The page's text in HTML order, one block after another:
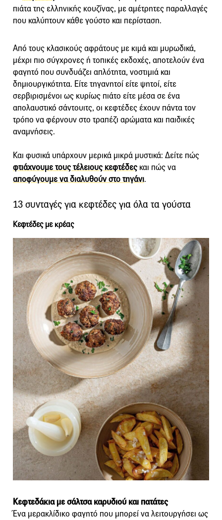
πιάτα της ελληνικής κουζίνας, με αμέτρητες παραλλαγές
που καλύπτουν κάθε γούστο και περίσταση.
Από τους κλασικούς αφράτους με κιμά και μυρωδικά,
μέχρι πιο σύγχρονες ή τοπικές εκδοχές, αποτελούν ένα
φαγητό που συνδυάζει απλότητα, νοστιμιά και
δημιουργικότητα. Είτε τηγανητοί είτε ψητοί, είτε
σερβιρισμένοι ως κυρίως πιάτο είτε μέσα σε ένα
απολαυστικό σάντουιτς, οι κεφτέδες έχουν πάντα τον
τρόπο να φέρνουν στο τραπέζι αρώματα και παιδικές
αναμνήσεις.
Και φυσικά υπάρχουν μερικά μικρά μυστικά: Δείτε πώς
φτιάχνουμε τους τέλειους κεφτέδες και πώς να
αποφύγουμε να διαλυθούν στο τηγάνι.
13 συνταγές για κεφτέδες για όλα τα γούστα
Κεφτέδες με κρέας
Κεφτεδάκια με σάλτσα καρυδιού και πατάτες
Ένα μερακλίδικο φαγητό που μπορεί να λειτουργήσει ως